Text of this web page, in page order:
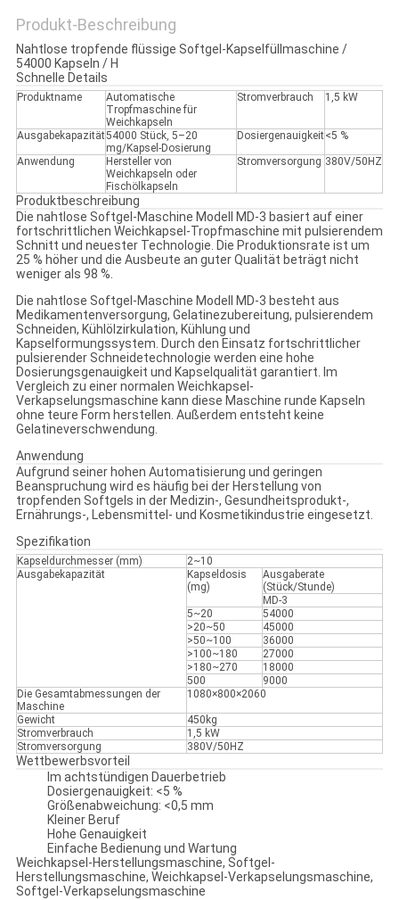
Produkt-Beschreibung
Nahtlose tropfende flüssige Softgel-Kapselfüllmaschine /
54000 Kapseln / H
Schnelle Details
Produktname
Automatische
Tropfmaschine für
Weichkapseln
Stromverbrauch 1,5 kW
Ausgabekapazität54000 Stück, 5–20
mg/Kapsel-Dosierung
Dosiergenauigkeit<5 %
Anwendung
Hersteller von
Weichkapseln oder
Fischölkapseln
Stromversorgung 380V/50HZ
Produktbeschreibung
Die nahtlose Softgel-Maschine Modell MD-3 basiert auf einer
fortschrittlichen Weichkapsel-Tropfmaschine mit pulsierendem
Schnitt und neuester Technologie. Die Produktionsrate ist um
25 % höher und die Ausbeute an guter Qualität beträgt nicht
weniger als 98 %.
Die nahtlose Softgel-Maschine Modell MD-3 besteht aus
Medikamentenversorgung, Gelatinezubereitung, pulsierendem
Schneiden, Kühlölzirkulation, Kühlung und
Kapselformungssystem. Durch den Einsatz fortschrittlicher
pulsierender Schneidetechnologie werden eine hohe
Dosierungsgenauigkeit und Kapselqualität garantiert. Im
Vergleich zu einer normalen Weichkapsel-
Verkapselungsmaschine kann diese Maschine runde Kapseln
ohne teure Form herstellen. Außerdem entsteht keine
Gelatineverschwendung.
Anwendung
Aufgrund seiner hohen Automatisierung und geringen
Beanspruchung wird es häufig bei der Herstellung von
tropfenden Softgels in der Medizin-, Gesundheitsprodukt-,
Ernährungs-, Lebensmittel- und Kosmetikindustrie eingesetzt.
Spezifikation
Kapseldurchmesser (mm)
2~10
Ausgabekapazität
Kapseldosis
(mg)
Ausgaberate
(Stück/Stunde)
MD-3
5~20
54000
>20~50
45000
>50~100
36000
>100~180
27000
>180~270
18000
500
9000
Die Gesamtabmessungen der
Maschine
1080×800×2060
Gewicht
450kg
Stromverbrauch
1,5 kW
Stromversorgung
380V/50HZ
Wettbewerbsvorteil
Im achtstündigen Dauerbetrieb
Dosiergenauigkeit: <5 %
Größenabweichung: <0,5 mm
Kleiner Beruf
Hohe Genauigkeit
Einfache Bedienung und Wartung
Weichkapsel-Herstellungsmaschine, Softgel-
Herstellungsmaschine, Weichkapsel-Verkapselungsmaschine,
Softgel-Verkapselungsmaschine